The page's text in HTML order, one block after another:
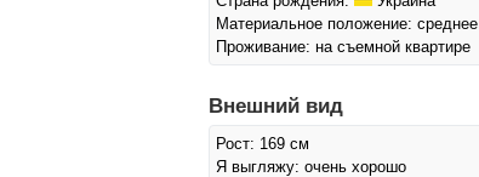
Материальное положение: среднее
Проживание: на съемной квартире
Внешний вид
Рост: 169 см
Я выгляжу: очень хорошо